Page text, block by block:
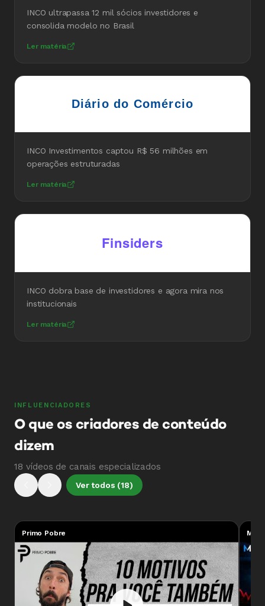
INCO ultrapassa 12 mil sócios investidores e
consolida modelo no Brasil
Ler matéria
Diário do Comércio
INCO Investimentos captou R$ 56 milhões em
operações estruturadas
Ler matéria
Finsiders
INCO dobra base de investidores e agora mira nos
institucionais
Ler matéria
INFLUENCIADORES
O que os criadores de conteúdo
dizem
18 vídeos de canais especializados
Ver todos (18)
Primo Pobre